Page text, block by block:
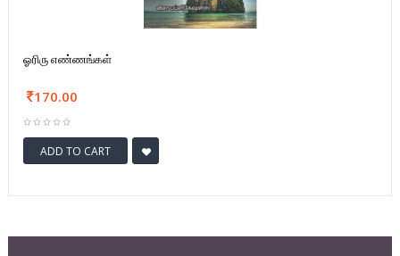
ஓரிரு எண்ணங்கள்
170.00
ADD TO CART